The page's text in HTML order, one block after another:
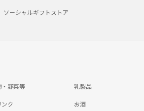
ソーシャルギフトストア
・野菜等 乳製品
ンク お酒